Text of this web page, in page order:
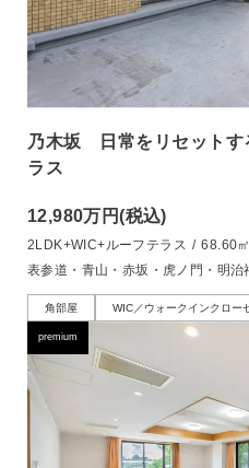
乃木坂 日常をリセットす
ラス
12,980万円(税込)
2LDK+WIC+ルーフテラス / 68.60㎡
表参道・青山・赤坂・虎ノ門・明治
角部屋 WIC／ウォークインクロー
premium